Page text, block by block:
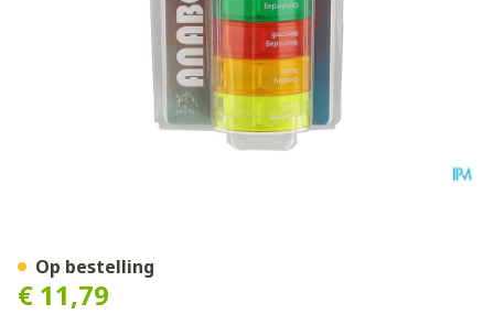
€ 11,79
Op bestelling